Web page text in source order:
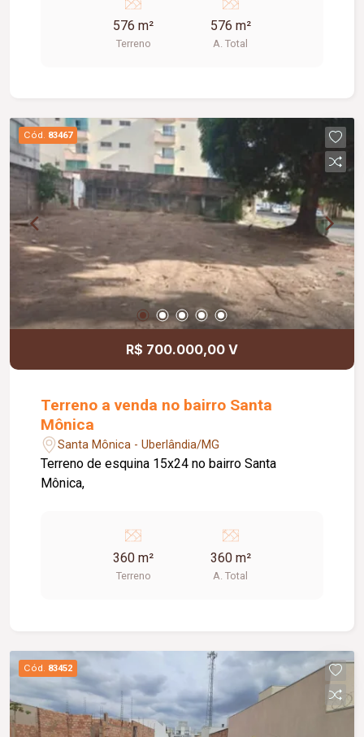
ideal para construção residencial ou
investimento. Fácil acesso, próximo a comércios,
serviços e vias principais. Ótima oportunidade
576 m²
Terreno
576 m²
A. Total
Cód. 83467
R$ 700.000,00 V
Terreno a venda no bairro Santa
Mônica
Santa Mônica - Uberlândia/MG
Terreno de esquina 15x24 no bairro Santa
Mônica,
360 m²
Terreno
360 m²
A. Total
Cód. 83452